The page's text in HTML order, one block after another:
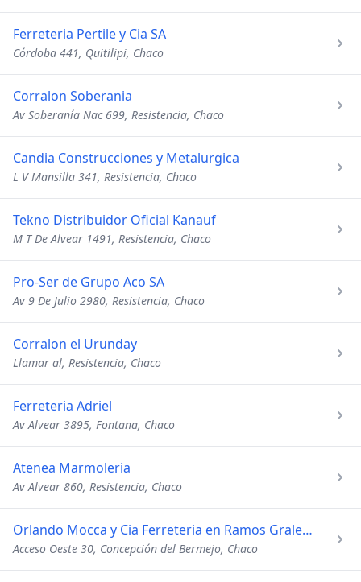
Ferreteria Pertile y Cia SA
Córdoba 441, Quitilipi, Chaco
Corralon Soberania
Av Soberanía Nac 699, Resistencia, Chaco
Candia Construcciones y Metalurgica
L V Mansilla 341, Resistencia, Chaco
Tekno Distribuidor Oficial Kanauf
M T De Alvear 1491, Resistencia, Chaco
Pro-Ser de Grupo Aco SA
Av 9 De Julio 2980, Resistencia, Chaco
Corralon el Urunday
Llamar al, Resistencia, Chaco
Ferreteria Adriel
Av Alvear 3895, Fontana, Chaco
Atenea Marmoleria
Av Alvear 860, Resistencia, Chaco
Orlando Mocca y Cia Ferreteria en Ramos Grales y Repuestos
Acceso Oeste 30, Concepción del Bermejo, Chaco